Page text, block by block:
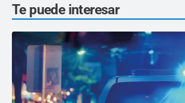
Te puede interesar